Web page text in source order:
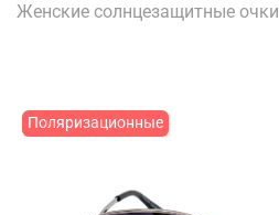
Женские солнцезащитные очки
Поляризационные